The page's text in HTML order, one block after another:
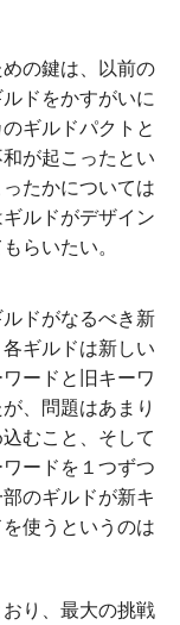
の鍵は、以前の
ドをかすがいに
ギルドパクトと
が起こったとい
たかについては
ルドがデザイン
らいたい。
ドがなるべき新
ギルドは新しい
ードと旧キーワ
、問題はあまり
むこと、そして
ードを１つずつ
のギルドが新キ
使うというのは
り、最大の挑戦